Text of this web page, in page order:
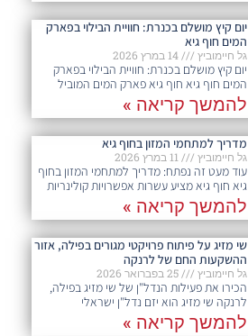
יום קיץ מושלם בכנרת: חוויית הבילוי בפארק
המים חוף גיא
גל חיימוביץ
יום קיץ מושלם בכנרת: חוויית הבילוי בפארק
המים חוף גיא חוף גיא פארק המים המוביל
להמשך קריאה »
מדריך למתחמי המזון בחוף גיא
גל חיימוביץ
עוד מעט זה נפתח: מדריך למתחמי המזון בחוף
גיא חוף גיא מציע עשרות אפשרויות קולינריות
להמשך קריאה »
שי מזיג על פיתוח פרויקטי מגורים בפילה, אזור
ההשקעות החם של לרנקה
גל חיימוביץ
הכירו את פעילות הנדל"ן של שי מזיג בפילה,
לרנקה שי מזיג הוא יזם נדל"ן ישראלי
להמשך קריאה »